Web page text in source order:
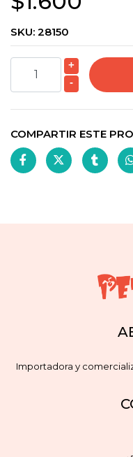
SKU: 28150
+
-
COMPARTIR ESTE
Importadora y